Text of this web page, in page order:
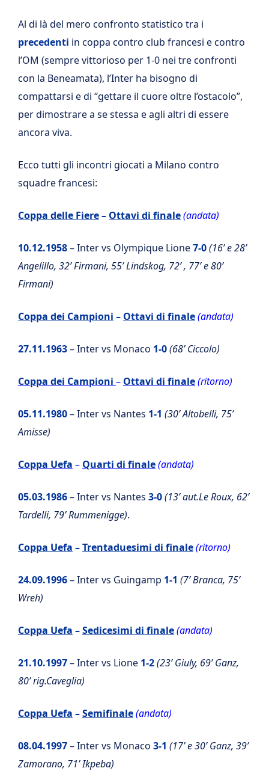
Al di là del mero confronto statistico tra i
precedenti in coppa contro club francesi e contro
l’OM (sempre vittorioso per 1-0 nei tre confronti
con la Beneamata), l’Inter ha bisogno di
compattarsi e di “gettare il cuore oltre l’ostacolo”,
per dimostrare a se stessa e agli altri di essere
ancora viva.
Ecco tutti gli incontri giocati a Milano contro
squadre francesi:
Coppa delle Fiere– Ottavi di finale(andata)
10.12.1958– Inter vs Olympique Lione7-0(16’ e 28’
Angelillo, 32’ Firmani, 55’ Lindskog, 72’ , 77’ e 80’
Firmani)
Coppa dei Campioni – Ottavi di finale(andata)
27.11.1963– Inter vs Monaco 1-0(68’ Ciccolo)
Coppa dei Campioni – Ottavi di finale(ritorno)
05.11.1980– Inter vs Nantes 1-1 (30’ Altobelli, 75’
Amisse)
Coppa Uefa – Quarti di finale(andata)
05.03.1986– Inter vs Nantes 3-0(13’ aut.Le Roux, 62’
Tardelli, 79’ Rummenigge).
Coppa Uefa –Trentaduesimi di finale(ritorno)
24.09.1996– Inter vs Guingamp 1-1 (7’ Branca, 75’
Wreh)
Coppa Uefa –Sedicesimi di finale(andata)
21.10.1997– Inter vs Lione 1-2(23’ Giuly, 69’ Ganz,
80’ rig.Caveglia)
Coppa Uefa –Semifinale(andata)
08.04.1997– Inter vs Monaco 3-1 (17’ e 30’ Ganz, 39’
Zamorano, 71’ Ikpeba)